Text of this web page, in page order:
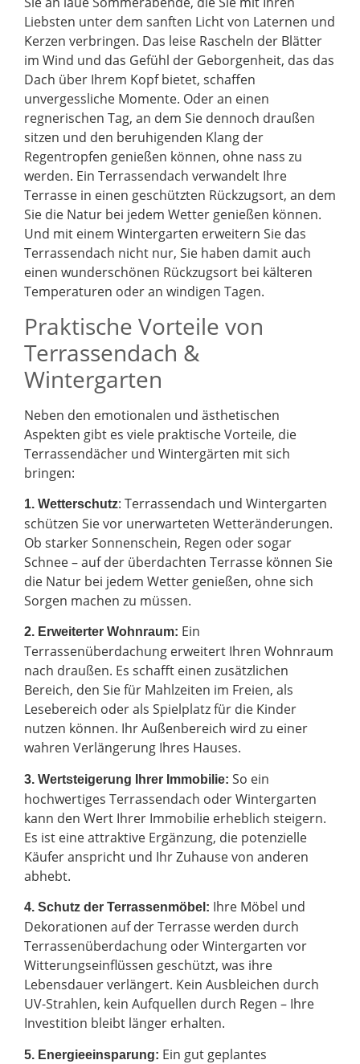
Liebsten unter dem sanften Licht von Laternen und
Kerzen verbringen. Das leise Rascheln der Blätter
im Wind und das Gefühl der Geborgenheit, das das
Dach über Ihrem Kopf bietet, schaffen
unvergessliche Momente. Oder an einen
regnerischen Tag, an dem Sie dennoch draußen
sitzen und den beruhigenden Klang der
Regentropfen genießen können, ohne nass zu
werden. Ein Terrassendach verwandelt Ihre
Terrasse in einen geschützten Rückzugsort, an dem
Sie die Natur bei jedem Wetter genießen können.
Und mit einem Wintergarten erweitern Sie das
Terrassendach nicht nur, Sie haben damit auch
einen wunderschönen Rückzugsort bei kälteren
Temperaturen oder an windigen Tagen.
Praktische Vorteile von
Terrassendach &
Wintergarten
Neben den emotionalen und ästhetischen
Aspekten gibt es viele praktische Vorteile, die
Terrassendächer und Wintergärten mit sich
bringen:
1. Wetterschutz: Terrassendach und Wintergarten
schützen Sie vor unerwarteten Wetteränderungen.
Ob starker Sonnenschein, Regen oder sogar
Schnee – auf der überdachten Terrasse können Sie
die Natur bei jedem Wetter genießen, ohne sich
Sorgen machen zu müssen.
2. Erweiterter Wohnraum: Ein
Terrassenüberdachung erweitert Ihren Wohnraum
nach draußen. Es schafft einen zusätzlichen
Bereich, den Sie für Mahlzeiten im Freien, als
Lesebereich oder als Spielplatz für die Kinder
nutzen können. Ihr Außenbereich wird zu einer
wahren Verlängerung Ihres Hauses.
3. Wertsteigerung Ihrer Immobilie: So ein
hochwertiges Terrassendach oder Wintergarten
kann den Wert Ihrer Immobilie erheblich steigern.
Es ist eine attraktive Ergänzung, die potenzielle
Käufer anspricht und Ihr Zuhause von anderen
abhebt.
4. Schutz der Terrassenmöbel: Ihre Möbel und
Dekorationen auf der Terrasse werden durch
Terrassenüberdachung oder Wintergarten vor
Witterungseinflüssen geschützt, was ihre
Lebensdauer verlängert. Kein Ausbleichen durch
UV-Strahlen, kein Aufquellen durch Regen – Ihre
Investition bleibt länger erhalten.
5. Energieeinsparung: Ein gut geplantes